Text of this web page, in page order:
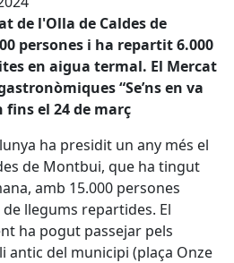
de l'Olla de Caldes de
persones i ha repartit 6.000
en aigua termal. El Mercat
“Se’ns en va
el 24 de març
ha presidit un any més el
de Montbui, que ha tingut
amb 15.000 persones
llegums repartides. El
ha pogut passejar pels
antic del municipi (plaça Onze